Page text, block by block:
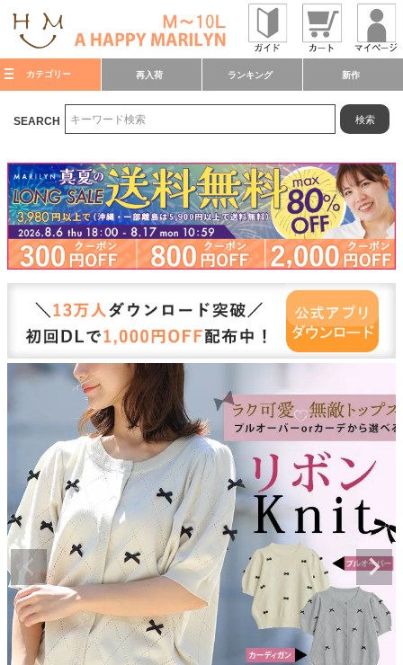
カテゴリー 再入荷 ランキング 新作
SEARCH 検索